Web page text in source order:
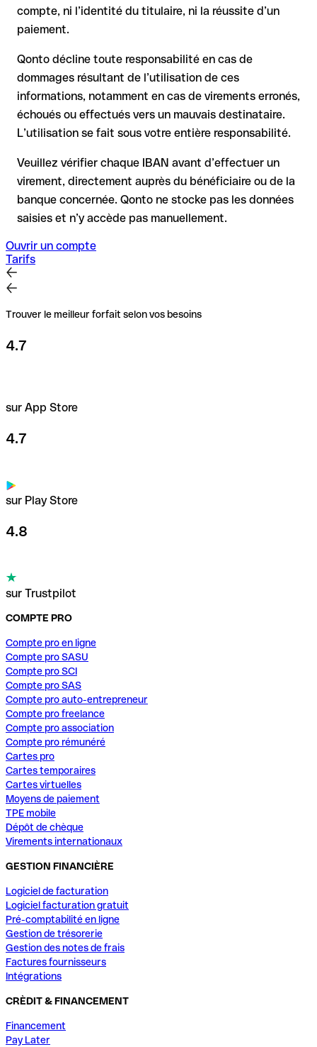
le remboursement n’est pas garanti, surtout si les fonds ont
déjà été retirés
pour les virements hors SEPA, la récupération est plus
complexe et peut entraîner des frais
Recommandation: vérifiez systématiquement chaque IBAN
avant un virement (via un outil de vérification) et confirmez-le
directement auprès du bénéficiaire en cas de doute. Cette
précaution est essentielle, en particulier pour des montants
élevés ou de nouvelles relations commerciales.
compte, ni l’identité du titulaire, ni la réussite d’un
paiement.
Qonto décline toute responsabilité en cas de
dommages résultant de l’utilisation de ces
informations, notamment en cas de virements erronés,
échoués ou effectués vers un mauvais destinataire.
L’utilisation se fait sous votre entière responsabilité.
Veuillez vérifier chaque IBAN avant d’effectuer un
virement, directement auprès du bénéficiaire ou de la
banque concernée. Qonto ne stocke pas les données
saisies et n’y accède pas manuellement.
Ouvrir un compte
Tarifs
Trouver le meilleur forfait selon vos besoins
4.7
sur App Store
4.7
sur Play Store
4.8
sur Trustpilot
COMPTE PRO
Compte pro en ligne
Compte pro SASU
Compte pro SCI
Compte pro SAS
Compte pro auto-entrepreneur
Compte pro freelance
Compte pro association
Compte pro rémunéré
Cartes pro
Cartes temporaires
Cartes virtuelles
Moyens de paiement
TPE mobile
Dépôt de chèque
Virements internationaux
GESTION FINANCIÈRE
Logiciel de facturation
Logiciel facturation gratuit
Pré-comptabilité en ligne
Gestion de trésorerie
Gestion des notes de frais
Factures fournisseurs
Intégrations
CRÈDIT & FINANCEMENT
Financement
Pay Later